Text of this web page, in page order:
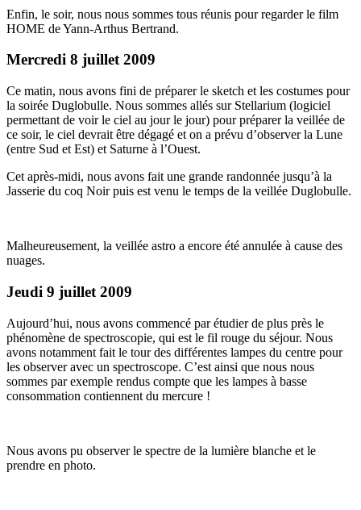
Enfin, le soir, nous nous sommes tous réunis pour regarder le film
HOME de Yann-Arthus Bertrand.
Mercredi 8 juillet 2009
Ce matin, nous avons fini de préparer le sketch et les costumes pour
la soirée Duglobulle. Nous sommes allés sur Stellarium (logiciel
permettant de voir le ciel au jour le jour) pour préparer la veillée de
ce soir, le ciel devrait être dégagé et on a prévu d’observer la Lune
(entre Sud et Est) et Saturne à l’Ouest.
Cet après-midi, nous avons fait une grande randonnée jusqu’à la
Jasserie du coq Noir puis est venu le temps de la veillée Duglobulle.
Malheureusement, la veillée astro a encore été annulée à cause des
nuages.
Jeudi 9 juillet 2009
Aujourd’hui, nous avons commencé par étudier de plus près le
phénomène de spectroscopie, qui est le fil rouge du séjour. Nous
avons notamment fait le tour des différentes lampes du centre pour
les observer avec un spectroscope. C’est ainsi que nous nous
sommes par exemple rendus compte que les lampes à basse
consommation contiennent du mercure !
Nous avons pu observer le spectre de la lumière blanche et le
prendre en photo.